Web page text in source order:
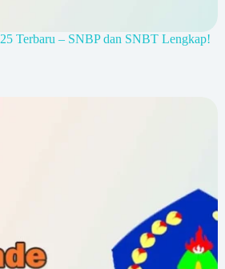
Terbaru – SNBP dan SNBT Lengkap!